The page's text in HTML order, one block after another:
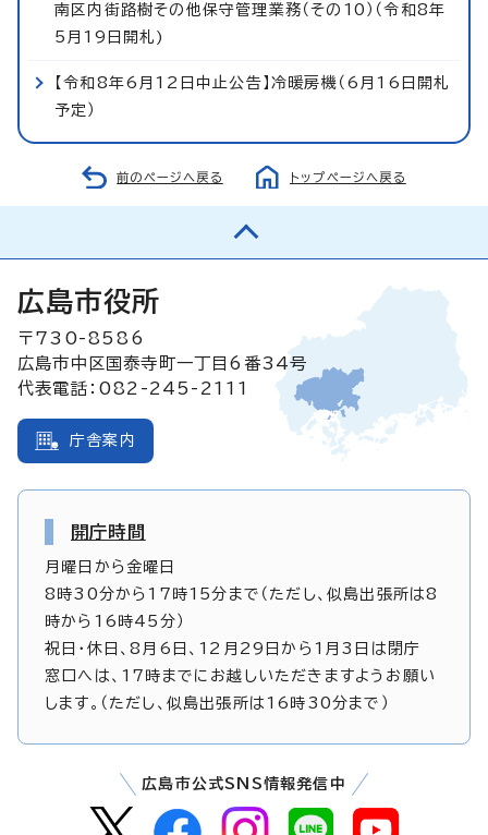
南区内街路樹その他保守管理業務（その10）（令和8年
5月19日開札)
【令和8年6月12日中止公告】冷暖房機（6月16日開札
予定）
前のページへ戻る トップページへ戻る
広島市役所
〒730-8586
広島市中区国泰寺町一丁目6番34号
代表電話：082-245-2111
庁舎案内
開庁時間
月曜日から金曜日
8時30分から17時15分まで（ただし、似島出張所は8
時から16時45分）
祝日・休日、8月6日、12月29日から1月3日は閉庁
窓口へは、17時までにお越しいただきますようお願い
します。（ただし、似島出張所は16時30分まで）
広島市公式SNS情報発信中